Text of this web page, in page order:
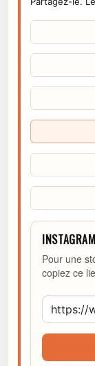
Pour une
copiez ce